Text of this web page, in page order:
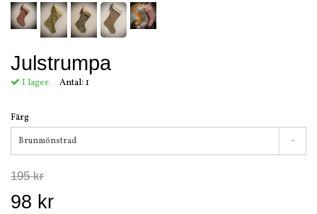
Julstrumpa
I lager. Antal: 1
Färg
Brunmönstrad
195 kr
98 kr